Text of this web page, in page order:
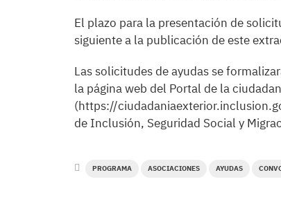
El plazo para la presentación de
siguiente a la publicación de este
Las solicitudes de ayudas se
la página web del Portal de la
(https://
de Inclusión, Seguridad Social y
PROGRAMA ASOCIACIONES AYUDAS